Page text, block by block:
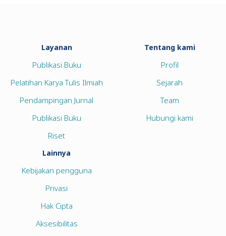
Layanan
Publikasi Buku
Pelatihan Karya Tulis Ilmiah
Pendampingan Jurnal
Publikasi Buku
Riset
Tentang kami
Profil
Sejarah
Team
Hubungi kami
Lainnya
Kebijakan pengguna
Privasi
Hak Cipta
Aksesibilitas